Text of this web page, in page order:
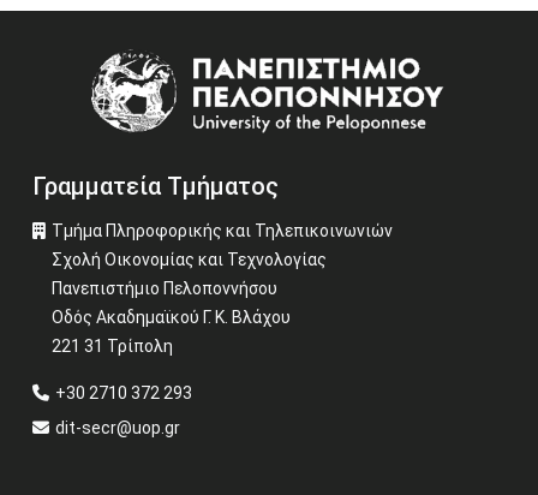
Γραμματεία Τμήματος
Τμήμα Πληροφορικής και Τηλεπικοινωνιών
Σχολή Οικονομίας και Τεχνολογίας
Πανεπιστήμιο Πελοποννήσου
Οδός Ακαδημαϊκού Γ. Κ. Βλάχου
221 31 Τρίπολη
+30 2710 372 293
dit-secr@uop.gr